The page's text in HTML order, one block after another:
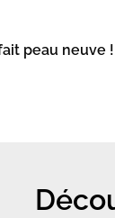
peau neuve !